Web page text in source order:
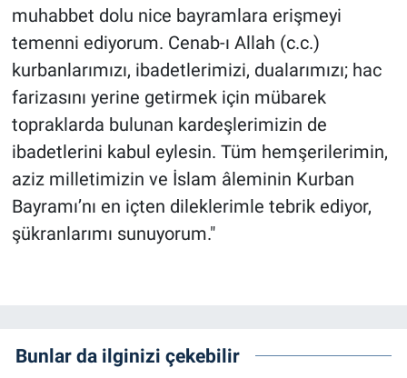
muhabbet dolu nice bayramlara erişmeyi
temenni ediyorum. Cenab-ı Allah (c.c.)
kurbanlarımızı, ibadetlerimizi, dualarımızı; hac
farizasını yerine getirmek için mübarek
topraklarda bulunan kardeşlerimizin de
ibadetlerini kabul eylesin. Tüm hemşerilerimin,
aziz milletimizin ve İslam âleminin Kurban
Bayramı’nı en içten dileklerimle tebrik ediyor,
şükranlarımı sunuyorum."
Bunlar da ilginizi çekebilir